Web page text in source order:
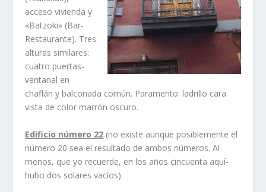
acceso vivienda y
«Batzoki» (Bar-
Restaurante). Tres
alturas similares:
cuatro puertas-
ventanal en
chaflán y balconada común. Paramento: ladrillo cara
vista de color marrón oscuro.
Edificio número 22 (no existe aunque posiblemente el
número 20 sea el resultado de ambos números. Al
menos, que yo recuerde, en los años cincuenta aquí­
hubo dos solares vací­os).